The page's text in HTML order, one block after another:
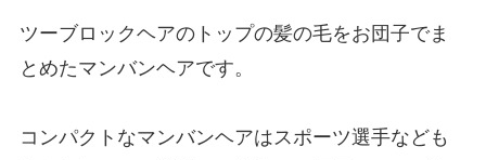
ツーブロックヘアのトップの髪の毛をお団子でま
とめたマンバンヘアです。
コンパクトなマンバンヘアはスポーツ選手なども